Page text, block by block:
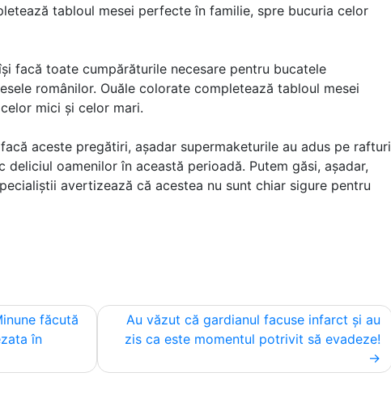
tabloul mesei perfecte în familie, spre bucuria celor
facă toate cumpărăturile necesare pentru bucatele
românilor. Ouăle colorate completează tabloul mesei
mici și celor mari.
aceste pregătiri, așadar supermaketurile au adus pe rafturi
oamenilor în această perioadă. Putem găsi, așadar,
avertizează că acestea nu sunt chiar sigure pentru
făcută
în
Au văzut că gardianul facuse infarct și au
zis ca este momentul potrivit să evadeze!